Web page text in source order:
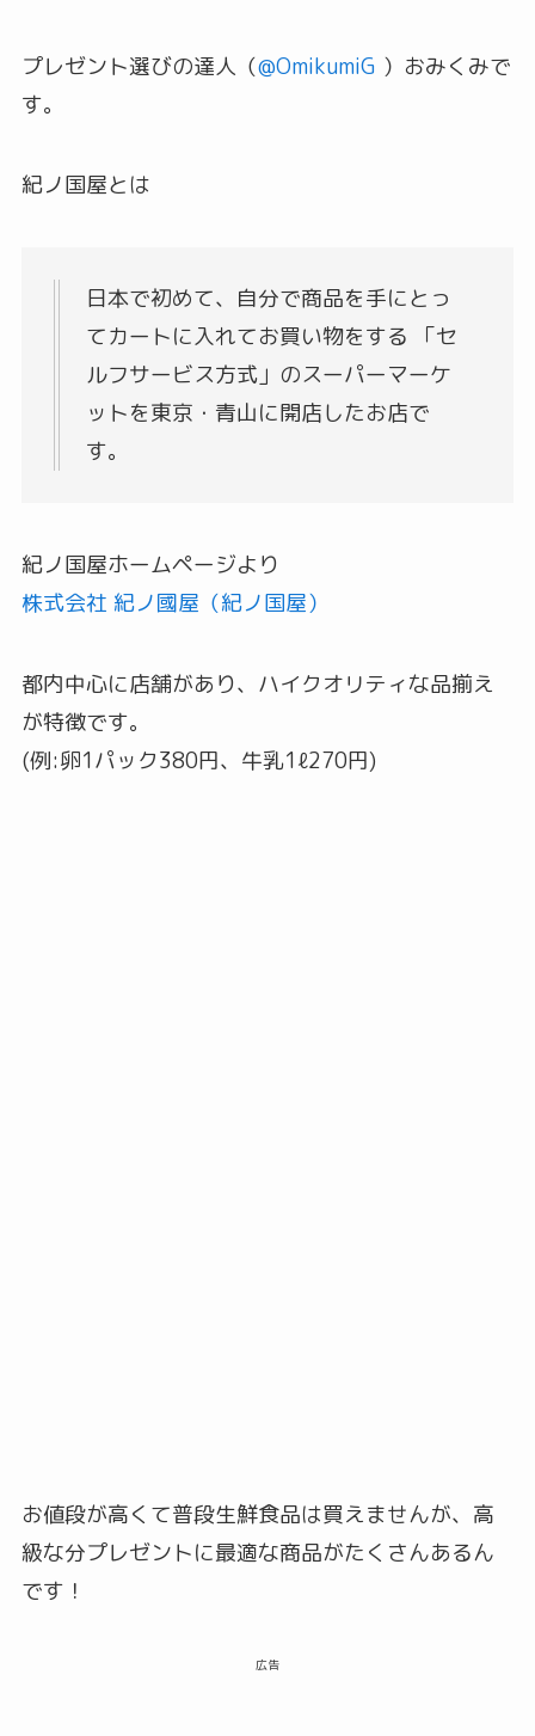
プレゼント選びの達人（@OmikumiG ）おみくみで
す。
紀ノ国屋とは
日本で初めて、自分で商品を手にとっ
てカートに入れてお買い物をする 「セ
ルフサービス方式」のスーパーマーケ
ットを東京・青山に開店したお店で
す。
紀ノ国屋ホームページより
株式会社 紀ノ國屋（紀ノ国屋）
都内中心に店舗があり、ハイクオリティな品揃え
が特徴です。
(例:卵1パック380円、牛乳1ℓ270円)
お値段が高くて普段生鮮食品は買えませんが、高
級な分プレゼントに最適な商品がたくさんあるん
です！
広告